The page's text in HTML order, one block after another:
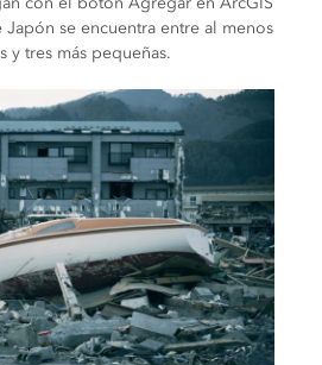
se encuentra entre al menos
y tres más pequeñas.